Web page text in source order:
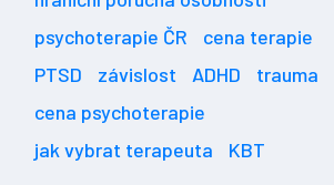
psychoterapie ČR
cena terapie
PTSD
závislost ADHD
trauma
cena psychoterapie
jak vybrat terapeuta
KBT